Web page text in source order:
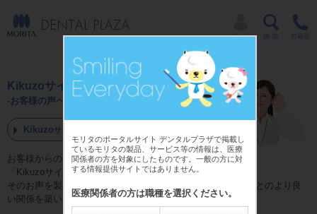
モリタのポータルサイト デンタルプラザで掲載し
ているモリタの製品、サービス等の情報は、医療
関係者の方を対象にしたものです。一般の方に対
する情報提供サイトではありません。
医療関係者の方は職種を選択ください。
Kikuzoサイクル
-お客様の声への取り組み-
Kikuzoサイクルについて
お客様からのご意見はモリタの財産。私たちは
「Kikuzoサイクル」という検証システムを通じて、
そのお声を製品開発や改善へのヒントとして活かし、お客様とのより良
い関係を築いてまいります。